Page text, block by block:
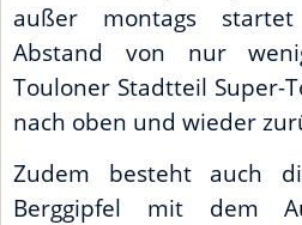
außer montags
Abstand von nur
Touloner Stadtteil Super-
nach oben und wieder
Zudem besteht auch
Berggipfel mit dem